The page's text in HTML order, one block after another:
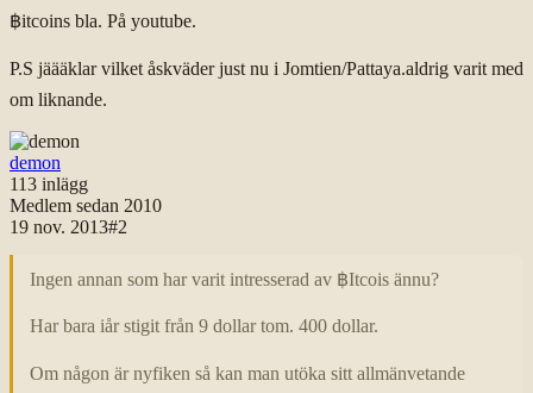
฿itcoins bla. På youtube.
P.S jäääklar vilket åskväder just nu i Jomtien/Pattaya.aldrig varit med
om liknande.
demon
113 inlägg
Medlem sedan 2010
19 nov. 2013#2
Ingen annan som har varit intresserad av ฿Itcois ännu?
Har bara iår stigit från 9 dollar tom. 400 dollar.
Om någon är nyfiken så kan man utöka sitt allmänvetande